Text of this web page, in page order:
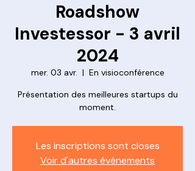
Roadshow
Investessor - 3 avril
2024
mer. 03 avr.
  |
En visioconférence
Présentation des meilleures startups du
moment.
Les inscriptions sont closes
Voir d'autres événements